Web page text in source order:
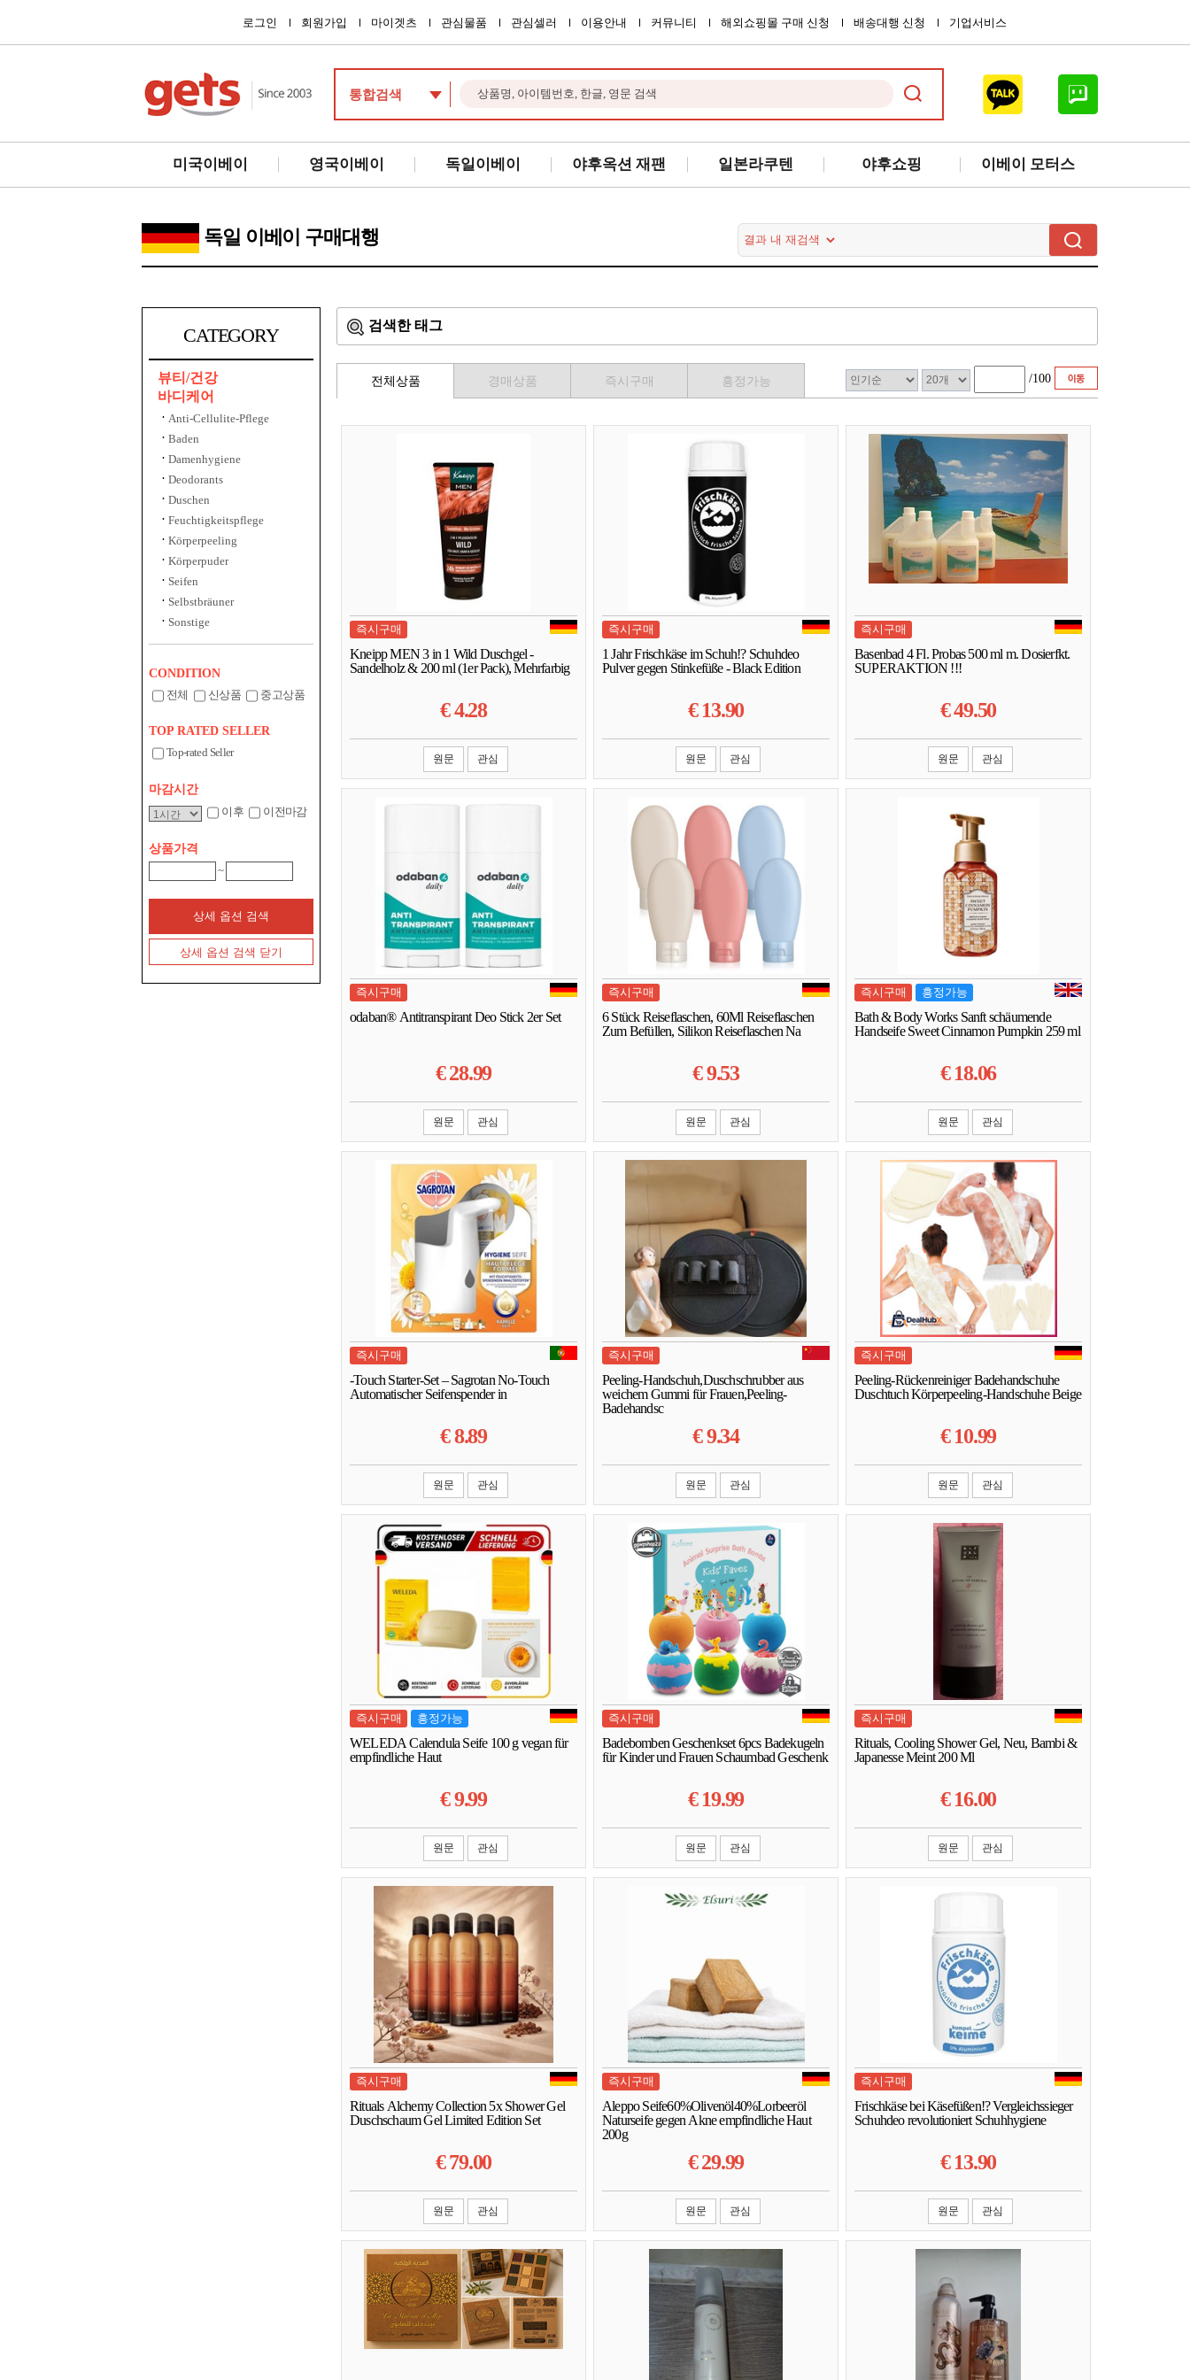
로그인 회원가입 마이겟츠 관심물품 관심셀러 이용안내 커뮤니티 해외쇼핑몰 구매 신청 배송대행 신청 기업서비스
통합검색
미국이베이 영국이베이 독일이베이 야후옥션 재팬 일본라쿠텐 야후쇼핑 이베이 모터스
독일 이베이 구매대행
CATEGORY
뷰티/건강
바디케어
Anti-Cellulite-Pflege
Baden
Damenhygiene
Deodorants
Duschen
Feuchtigkeitspflege
Körperpeeling
Körperpuder
Seifen
Selbstbräuner
Sonstige
CONDITION
전체
신상품 중고상품
TOP RATED SELLER
Top-rated Seller
마감시간
이후
이전마감
상품가격
~
상세 옵션 검색
상세 옵션 검색 닫기
검색한 태그
전체상품 경매상품 즉시구매 흥정가능 /100
즉시구매
Kneipp MEN 3 in 1 Wild Duschgel -
Sandelholz & 200 ml (1er Pack), Mehrfarbig
€4.28
원문 관심
즉시구매
1 Jahr Frischkäse im Schuh!? Schuhdeo
Pulver gegen Stinkefüße - Black Edition
€13.90
원문 관심
즉시구매
Basenbad 4 Fl. Probas 500 ml m. Dosierfkt.
SUPERAKTION !!!
€49.50
원문 관심
즉시구매
odaban® Antitranspirant Deo Stick 2er Set
€28.99
원문 관심
즉시구매
6 Stück Reiseflaschen, 60Ml Reiseflaschen
Zum Befüllen, Silikon Reiseflaschen Na
€9.53
원문 관심
즉시구매 흥정가능
Bath & Body Works Sanft schäumende
Handseife Sweet Cinnamon Pumpkin 259 ml
€18.06
원문 관심
즉시구매
-Touch Starter-Set – Sagrotan No-Touch
Automatischer Seifenspender in
€8.89
원문 관심
즉시구매
Peeling-Handschuh,Duschschrubber aus
weichem Gummi für Frauen,Peeling-
Badehandsc
€9.34
원문 관심
즉시구매
Peeling-Rückenreiniger Badehandschuhe
Duschtuch Körperpeeling-Handschuhe Beige
€10.99
원문 관심
즉시구매 흥정가능
WELEDA Calendula Seife 100 g vegan für
empfindliche Haut
€9.99
원문 관심
즉시구매
Badebomben Geschenkset 6pcs Badekugeln
für Kinder und Frauen Schaumbad Geschenk
€19.99
원문 관심
즉시구매
Rituals, Cooling Shower Gel, Neu, Bambi &
Japanesse Meint 200 Ml
€16.00
원문 관심
즉시구매
Rituals Alchemy Collection 5x Shower Gel
Duschschaum Gel Limited Edition Set
€79.00
원문 관심
즉시구매
Aleppo Seife60%Olivenöl40%Lorbeeröl
Naturseife gegen Akne empfindliche Haut
200g
€29.99
원문 관심
즉시구매
Frischkäse bei Käsefüßen!? Vergleichssieger
Schuhdeo revolutioniert Schuhhygiene
€13.90
원문 관심